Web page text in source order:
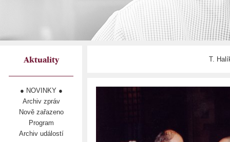
Aktuality
● NOVINKY ●
Archiv zpráv
Nově zařazeno
Program
Archiv událostí
T.